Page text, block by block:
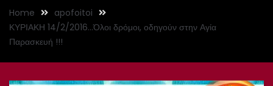
Home
apofoitoi
ΚΥΡΙΑΚΗ 14/2/2016…Όλοι δρόμοι, οδηγούν στην Αγία
Παρασκευή !!!